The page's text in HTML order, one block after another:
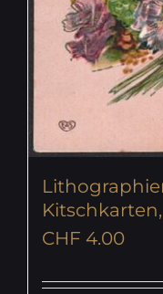
CHF 4.00